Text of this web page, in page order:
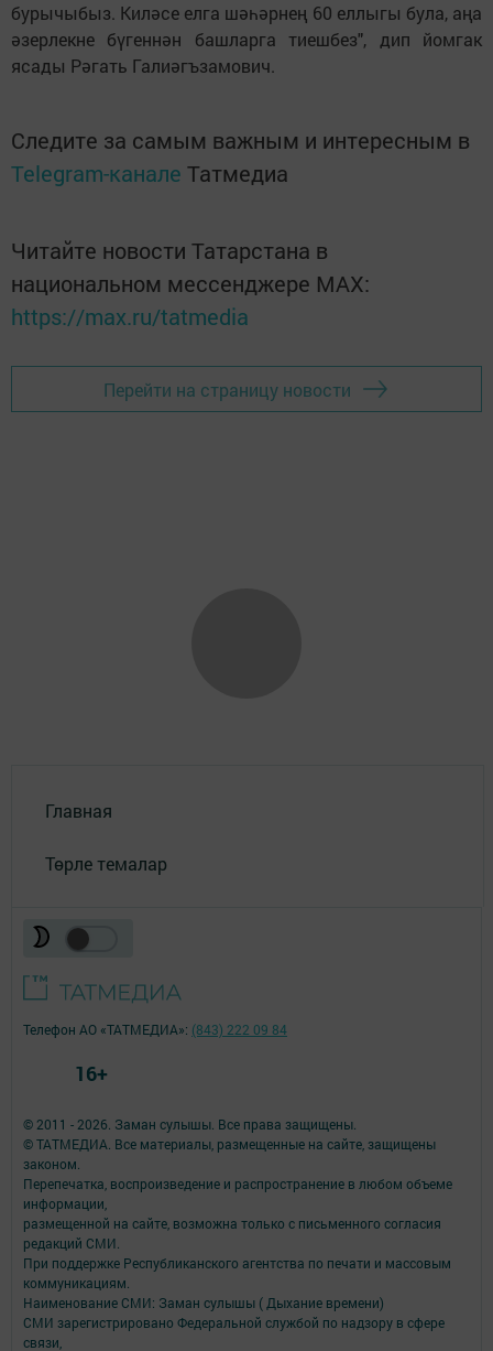
бурычыбыз. Киләсе елга шәһәрнең 60 еллыгы була, аңа
әзерлекне бүгеннән башларга тиешбез", дип йомгак
ясады Рәгать Галиәгъзамович.
Следите за самым важным и интересным в
Telegram-канале Татмедиа
Читайте новости Татарстана в
национальном мессенджере MАХ:
https://max.ru/tatmedia
Перейти на страницу новости
Главная
Төрле темалар
© 2011 - 2026. Заман сулышы. Все права защищены.
© ТАТМЕДИА. Все материалы, размещенные на сайте, защищены
законом.
Перепечатка, воспроизведение и распространение в любом объеме
информации,
размещенной на сайте, возможна только с письменного согласия
редакций СМИ.
При поддержке Республиканского агентства по печати и массовым
коммуникациям.
Наименование СМИ: Заман сулышы ( Дыхание времени)
СМИ зарегистрировано Федеральной службой по надзору в сфере
связи,
Телефон АО «ТАТМЕДИА»: (843) 222 09 84
16+